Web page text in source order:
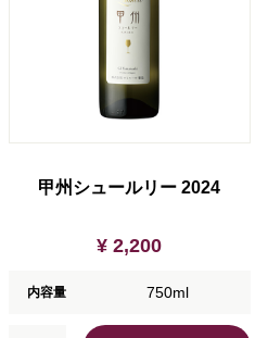
甲州シュールリー 2024
¥ 2,200
内容量 750ml